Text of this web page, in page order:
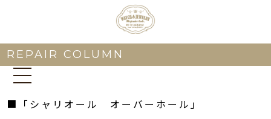
REPAIR COLUMN
■「シャリオール オーバーホール」